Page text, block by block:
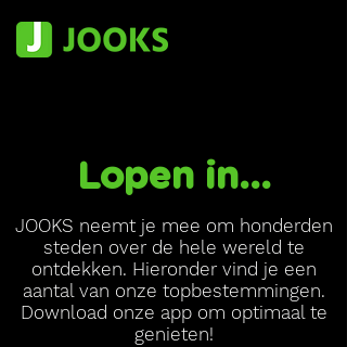
Lopen in...
JOOKS neemt je mee om honderden
steden over de hele wereld te
ontdekken. Hieronder vind je een
aantal van onze topbestemmingen.
Download onze app om optimaal te
genieten!